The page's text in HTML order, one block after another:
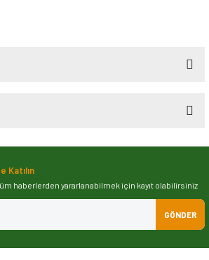
ürün açıklamalarında ve diğer konularda
ederiz.
veya görüntülenemiyor.
Katılın
haberlerden yararlanabilmek için kayıt olabilirsiniz
GÖNDER